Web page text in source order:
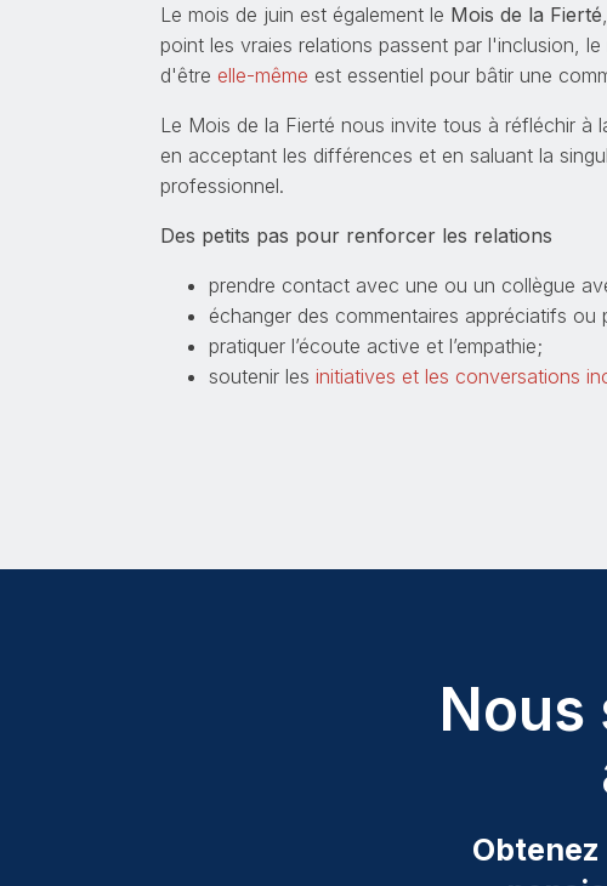
Le mois de juin est également le Mois de la Fierté
point les vraies relations passent par l'inclusion,
d'être elle-même est essentiel pour bâtir une
Le Mois de la Fierté nous invite tous à réfléchir
en acceptant les différences et en saluant la
professionnel.
Des petits pas pour renforcer les relations
prendre contact avec une ou un collègue
échanger des commentaires appréciatifs ou
pratiquer l’écoute active et l’empathie;
soutenir les initiatives et les conversations
Nous